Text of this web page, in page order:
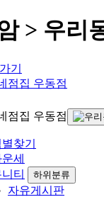
> 우리
기
찾기
세
티
하위분류
자유게시판